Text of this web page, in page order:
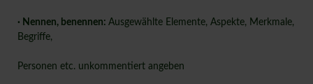
· Nennen, benennen: Ausgewählte Elemente, Aspekte, Merkmale,
Begriffe,
Personen etc. unkommentiert angeben